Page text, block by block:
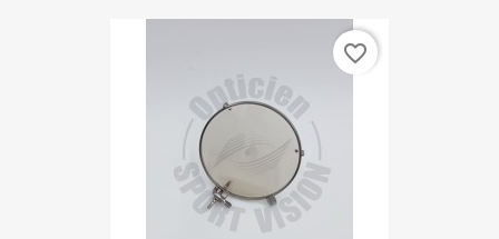
favorite_border